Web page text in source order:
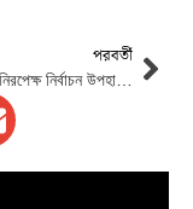
পরবর্তী
সুষ্ঠ, স্বচ্ছ ও নিরপেক্ষ নির্বাচন উপহার দিতে ইসি প্রতিশ্রুতিবদ্ধ: সিইসি